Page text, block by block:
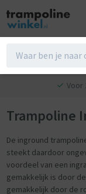
Voor
Trampoline
De inground
steekt daardoor
voordeel van een
gemakkelijk is door
gemakkelijk door de